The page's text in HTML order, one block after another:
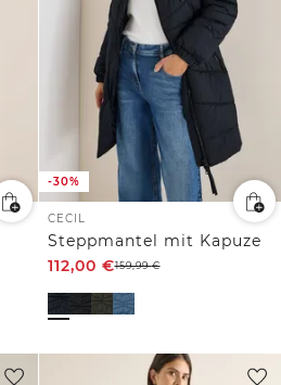
-30%
CECIL
Steppmantel mit Kapuze
112,00 €159,99€